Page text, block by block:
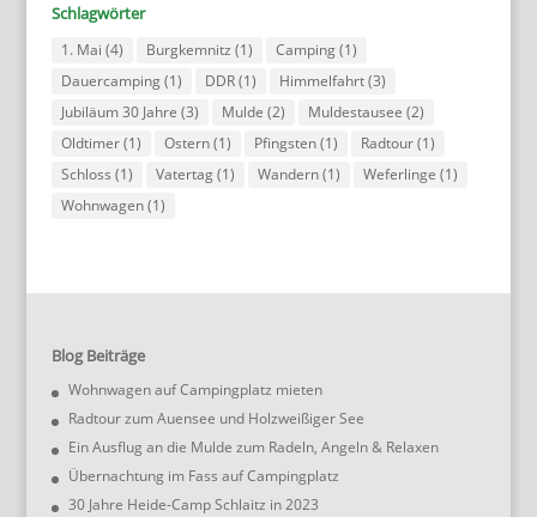
Schlagwörter
1. Mai (4) Burgkemnitz (1) Camping(1)
Dauercamping(1) DDR(1) Himmelfahrt(3)
Jubiläum 30 Jahre (3) Mulde (2) Muldestausee (2)
Oldtimer(1) Ostern(1) Pfingsten(1) Radtour(1)
Schloss (1) Vatertag(1) Wandern(1) Weferlinge (1)
Wohnwagen(1)
Blog Beiträge
Wohnwagen auf Campingplatz mieten
Radtour zum Auensee und Holzweißiger See
Ein Ausflug an die Mulde zum Radeln, Angeln & Relaxen
Übernachtung im Fass auf Campingplatz
30 Jahre Heide-Camp Schlaitz in 2023